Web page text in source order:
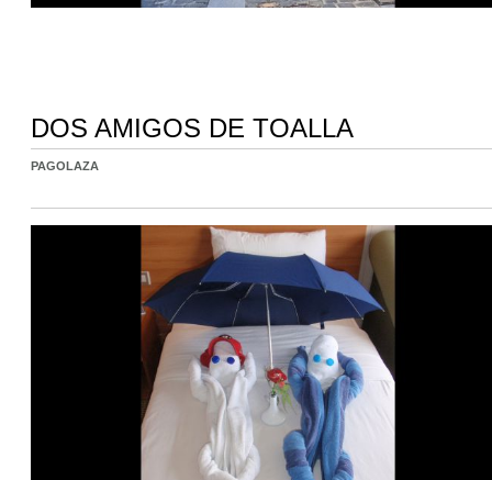
DOS AMIGOS DE TOALLA
PAGOLAZA